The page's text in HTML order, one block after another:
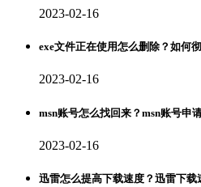
2023-02-16
exe文件正在使用怎么删除？如何
2023-02-16
msn账号怎么找回来？msn账号申
2023-02-16
迅雷怎么提高下载速度？迅雷下载